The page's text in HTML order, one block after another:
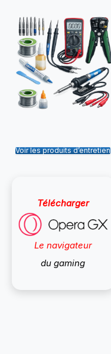
Voir les produits d’entretien
Télécharger
Le navigateur
du gaming